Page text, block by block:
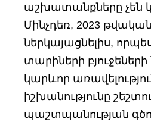
աշխատանքները չեն
Մինչդեռ, 2023
ներկայացնելիս,
տարիների
կարևոր
իշխանությունը
պաշտպանության